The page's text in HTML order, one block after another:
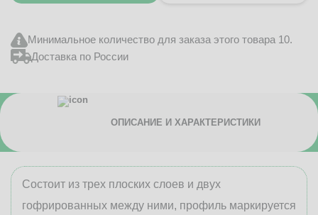
Минимальное количество для заказа этого товара 10.
Доставка по России
ОПИСАНИЕ И ХАРАКТЕРИСТИКИ
Состоит из трех плоских слоев и двух
гофрированных между ними, профиль маркируется